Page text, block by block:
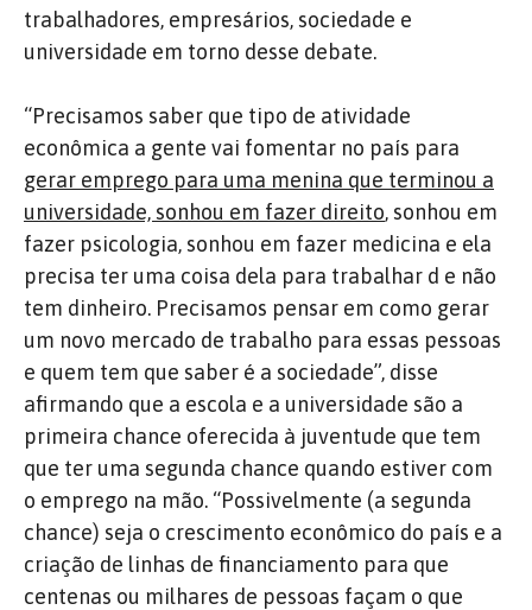
trabalhadores, empresários, sociedade e
universidade em torno desse debate.
“Precisamos saber que tipo de atividade
econômica a gente vai fomentar no país para
gerar emprego para uma menina que terminou a
universidade, sonhou em fazer direito, sonhou em
fazer psicologia, sonhou em fazer medicina e ela
precisa ter uma coisa dela para trabalhar d e não
tem dinheiro. Precisamos pensar em como gerar
um novo mercado de trabalho para essas pessoas
e quem tem que saber é a sociedade”, disse
afirmando que a escola e a universidade são a
primeira chance oferecida à juventude que tem
que ter uma segunda chance quando estiver com
o emprego na mão. “Possivelmente (a segunda
chance) seja o crescimento econômico do país e a
criação de linhas de financiamento para que
centenas ou milhares de pessoas façam o que